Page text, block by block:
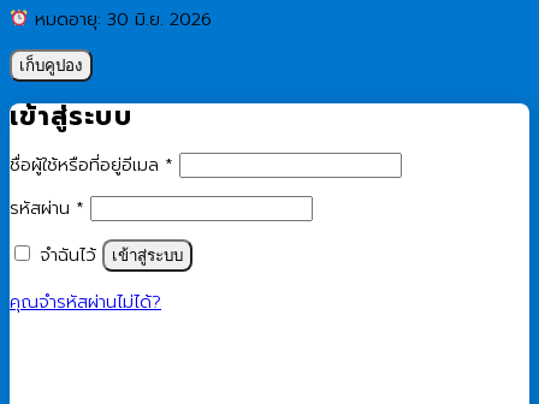
หมดอายุ: 30 มิ.ย. 2026
เก็บคูปอง
เข้าสู่ระบบ
ชื่อผู้ใช้หรือที่อยู่อีเมล *
รหัสผ่าน *
จำฉันไว้
เข้าสู่ระบบ
คุณจำรหัสผ่านไม่ได้?